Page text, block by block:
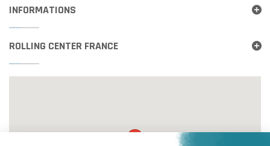
INFORMATIONS
ROLLING CENTER FRANCE